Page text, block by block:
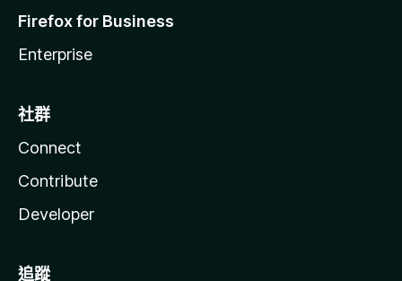
Firefox for Business
Enterprise
社群
Connect
Contribute
Developer
追蹤